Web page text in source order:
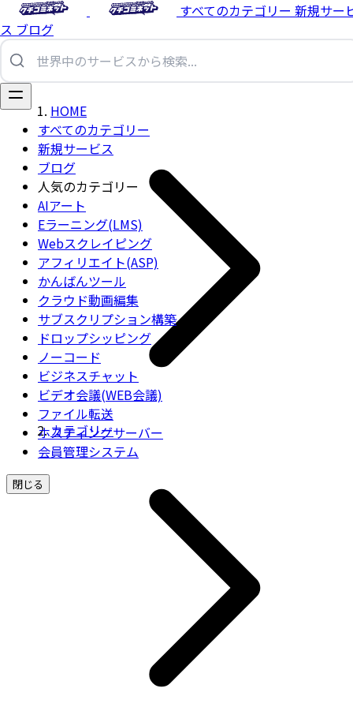
すべてのカテゴリー 新規サー
ス ブログ
すべてのカテゴリー
新規サービス
ブログ
人気のカテゴリー
AIアート
Eラーニング(LMS)
Webスクレイピング
アフィリエイト(ASP)
かんばんツール
クラウド動画編集
サブスクリプション構築
ドロップシッピング
ノーコード
ビジネスチャット
ビデオ会議(WEB会議)
ファイル転送
ホスティングサーバー
会員管理システム
閉じる
HOME
カテゴリー